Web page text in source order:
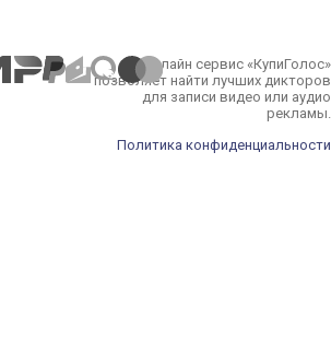
Онлайн сервис «КупиГолос»
позволяет найти лучших дикторов
для записи видео или аудио
рекламы.
Политика конфиденциальности